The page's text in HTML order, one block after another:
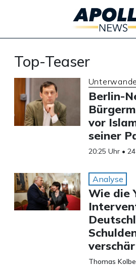
Top-Teaser
Berlin-
vor
seiner
20:25 Uhr • 24
Analyse
Wie die
Thomas Kolbe